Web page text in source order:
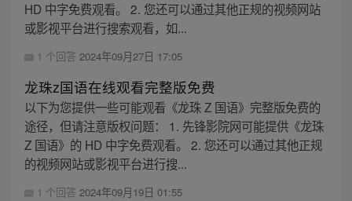
HD 中字免费观看。 2. 您还可以通过其他正规的视频网站
或影视平台进行搜索观看，如...
1 个回答 2024年09月27日 17:05
龙珠z国语在线观看完整版免费
以下为您提供一些可能观看《龙珠 Z 国语》完整版免费的
途径，但请注意版权问题： 1. 先锋影院网可能提供《龙珠
Z 国语》的 HD 中字免费观看。 2. 您还可以通过其他正规
的视频网站或影视平台进行搜...
1 个回答 2024年09月19日 01:55